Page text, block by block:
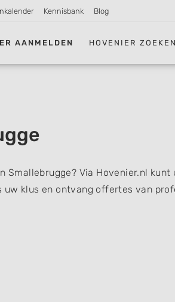
Kennisbank Blog
AANMELDEN HOVENIER ZOEKEN
Smallebrugge? Via Hovenier.nl kunt
klus en ontvang offertes van